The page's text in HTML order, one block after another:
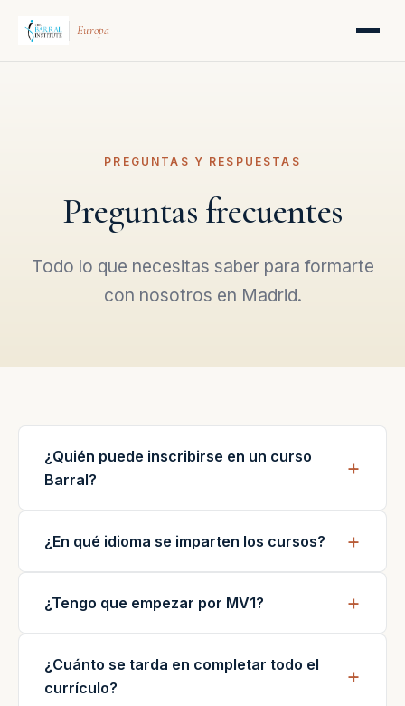
Europa
PREGUNTAS Y RESPUESTAS
Preguntas frecuentes
Todo lo que necesitas saber para formarte
con nosotros en Madrid.
¿Quién puede inscribirse en un curso
Barral?
¿En qué idioma se imparten los cursos?
¿Tengo que empezar por MV1?
¿Cuánto se tarda en completar todo el
currículo?